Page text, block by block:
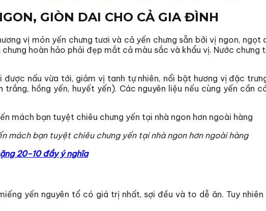
GIÒN DAI CHO CẢ GIA ĐÌNH
vị món yến chưng tươi và cả yến chưng sẵn bởi vị ngon, ngọt
hoàn hảo phải đẹp mắt cả màu sắc và khẩu vị. Nước chưng
nấu vừa tới, giảm vị tanh tự nhiên, nổi bật hương vị đặc
hồng yến, huyết yến). Các nguyên liệu nếu cùng yến cần
mách bạn tuyệt chiêu chưng yến tại nhà ngon hơn ngoài hàng
20-10 đầy ý nghĩa
yến nguyên tổ có giá trị nhất, sợi đều và to dễ ăn. Tuy